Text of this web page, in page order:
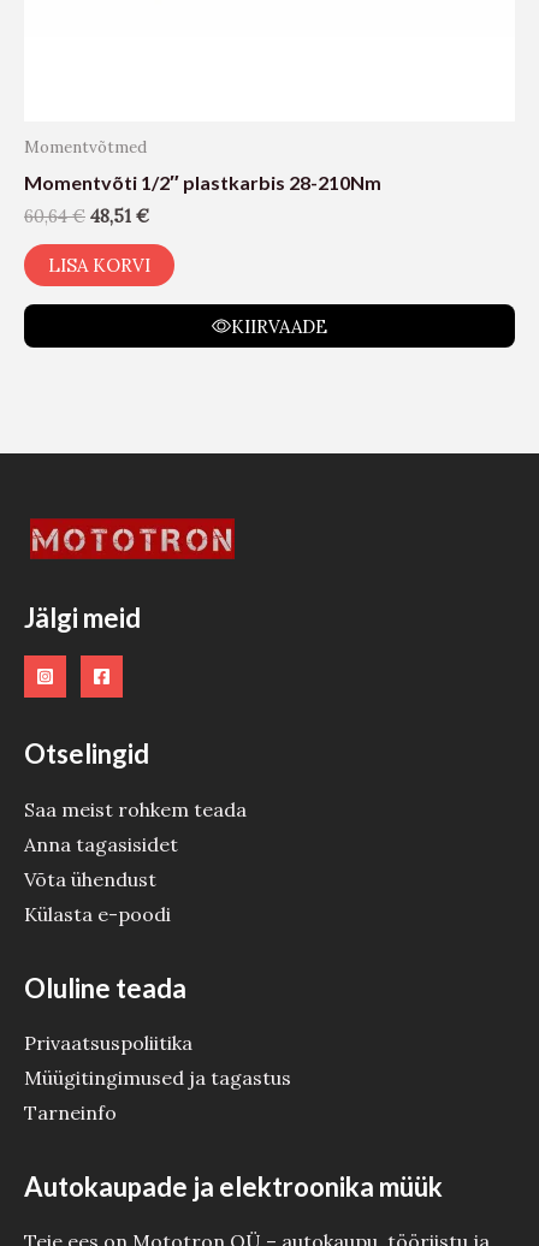
Momentvõtmed
Momentvõti 1/2″ plastkarbis 28-210Nm
60,64€ 48,51 €
LISA KORVI
KIIRVAADE
Jälgi meid
Otselingid
Saa meist rohkem teada
Anna tagasisidet
Võta ühendust
Külasta e-poodi
Oluline teada
Privaatsuspoliitika
Müügitingimused ja tagastus
Tarneinfo
Autokaupade ja elektroonika müük